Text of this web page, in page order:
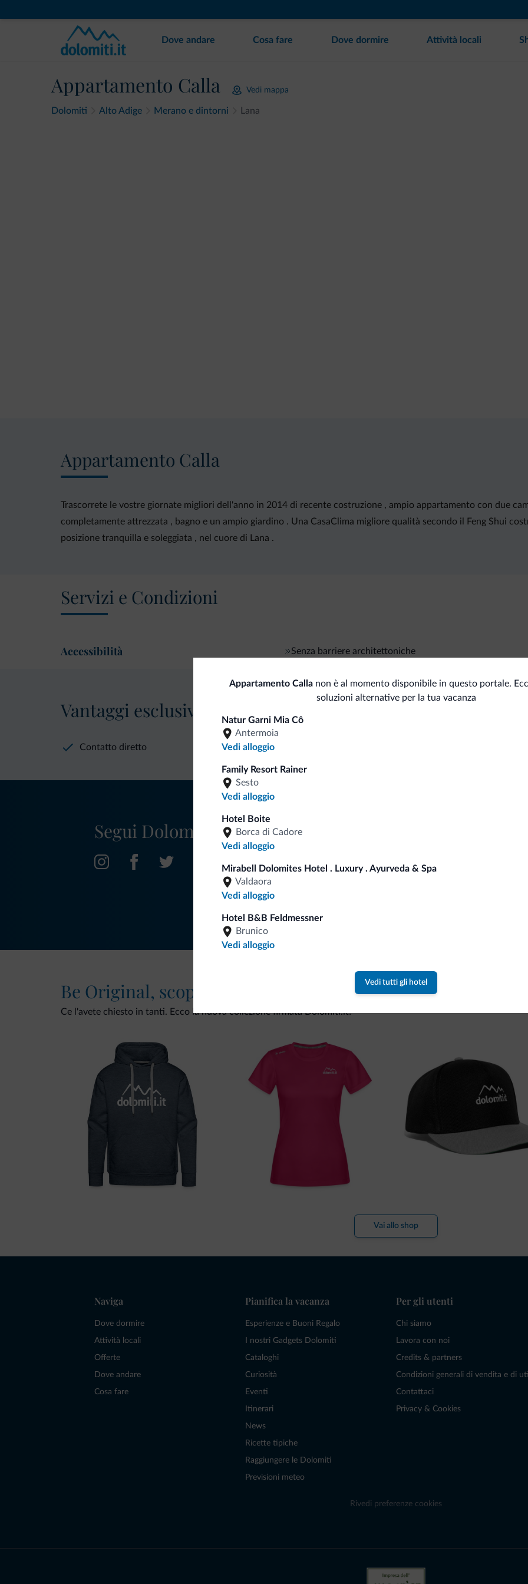
Dove andare Cosa fare Dove dormire Attività locali
Appartamento Calla Vedi mappa
Dolomiti Alto Adige Merano e dintorni Lana
Appartamento Calla
Trascorrete le vostre giornate migliori dell'anno in 2014 di recente costruzione , ampio appartamento con due
completamente attrezzata , bagno e un ampio giardino . Una CasaClima migliore qualità secondo il Feng Shui
posizione tranquilla e soleggiata , nel cuore di Lana .
Servizi e Condizioni
Accessibilità Senza barriere architettoniche
Appartamento Callanon è al momento disponibile in questo portale.
soluzioni alternative per la tua vacanza
Natur Garni Mia Cô
Antermoia
Vedi alloggio
Family Resort Rainer
Sesto
Vedi alloggio
Hotel Boite
Borca di Cadore
Vedi alloggio
Mirabell Dolomites Hotel . Luxury . Ayurveda & Spa
Valdaora
Vedi alloggio
Hotel B&B Feldmessner
Brunico
Vedi alloggio
Vedi tutti gli hotel
Vantaggi esclusivi Dolomiti.it
Contatto diretto
Segui Dolomiti.it
Riceverai informazioni, offerte
Be Original, scopri la nuova collezione
Ce l'avete chiesto in tanti. Ecco la nuova collezione firmata Dolomiti.it!
Vai allo shop
Naviga
Dove dormire
Attività locali
Offerte
Dove andare
Cosa fare
Pianifica la vacanza
Esperienze e Buoni Regalo
I nostri Gadgets Dolomiti
Cataloghi
Curiosità
Eventi
Itinerari
News
Ricette tipiche
Raggiungere le Dolomiti
Previsioni meteo
Per gli utenti
Chi siamo
Lavora con noi
Credits & partners
Condizioni generali di vendita e di
Contattaci
Privacy & Cookies
Rivedi preferenze cookies